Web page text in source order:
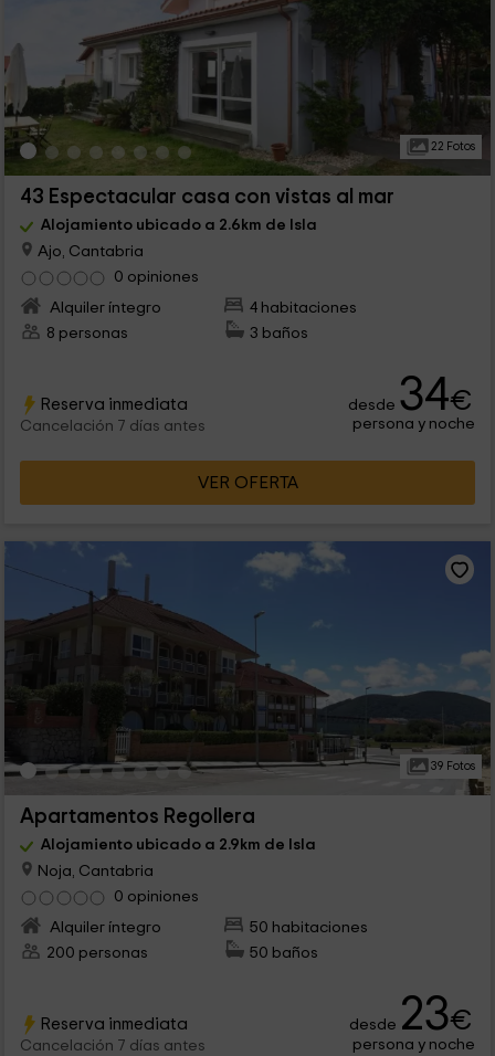
22 Fotos
43 Espectacular casa con vistas al mar
Alojamiento ubicado a 2.6km de Isla
Ajo, Cantabria
0 opiniones
Alquiler íntegro
4 habitaciones
8 personas
3 baños
Reserva inmediata
Cancelación 7 días antes
desde 34€
persona y noche
VER OFERTA
39 Fotos
Apartamentos Regollera
Alojamiento ubicado a 2.9km de Isla
Noja, Cantabria
0 opiniones
Alquiler íntegro
50 habitaciones
200 personas
50 baños
Reserva inmediata
Cancelación 7 días antes
desde 23€
persona y noche